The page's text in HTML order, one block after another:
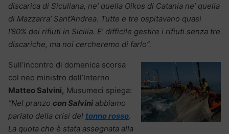
discarica di Siculiana, ne’ quella Oikos di Catania ne’ quella
di Mazzarra’ Sant’Andrea. Tutte e tre ospitavano quasi
l’80% dei rifiuti in Sicilia. E’ difficile gestire i rifiuti senza tre
discariche, ma noi cercheremo di farlo”.
Sull’incontro di domenica scorsa
col neo ministro dell’Interno
Matteo Salvini, Musumeci spiega:
“Nel pranzo con Salvini abbiamo
parlato della crisi del tonno rosso.
La quota che è stata assegnata alla